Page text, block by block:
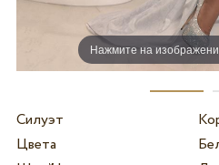
Нажмите на
Силуэт
Цвета